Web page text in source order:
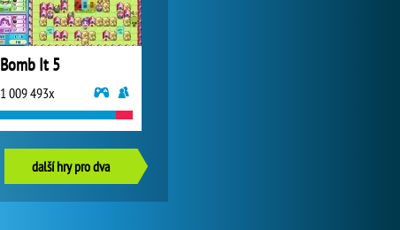
Bomb It 5
1 009 493x
další hry pro dva